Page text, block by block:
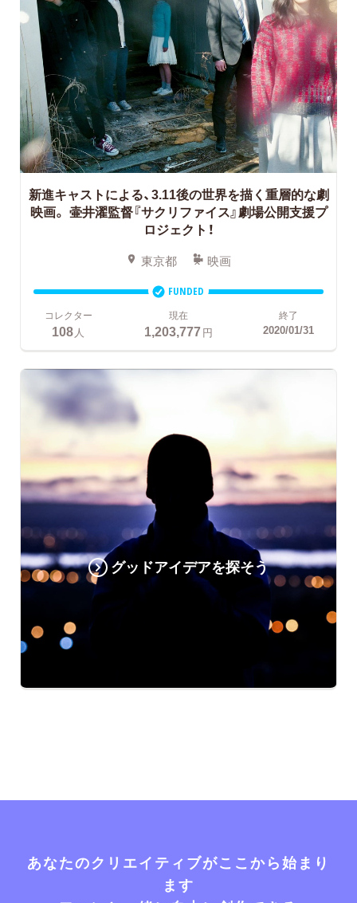
新進キャストによる、3.11後の世界を描く重層的な劇
映画。 壷井濯監督『サクリファイス』劇場公開支援プ
ロジェクト！
東京都 映画
FUNDED
コレクター
108 人
現在
1,203,777円
終了
2020/01/31
グッドアイデアを探そう
あなたのクリエイティブがここから始まり
ます